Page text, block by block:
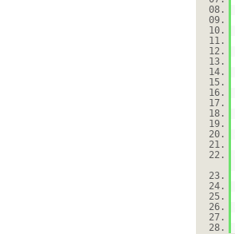
08.
09.
10.
11.
12.
13.
14.
15.
16.
17.
18.
19.
20.
21.
22.
23.
24.
25.
26.
27.
28.